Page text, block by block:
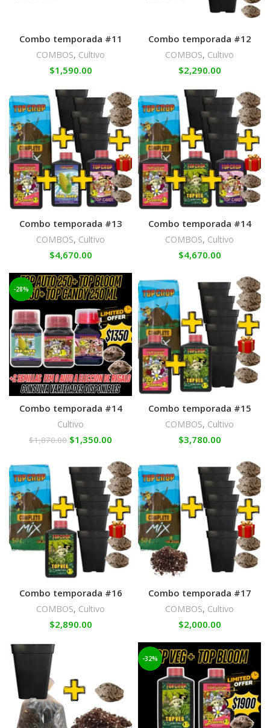
Combo temporada #11
COMBOS, Cultivo
$1,590.00
Combo temporada #12
COMBOS, Cultivo
$2,290.00
Combo temporada #13
COMBOS, Cultivo
$4,670.00
Combo temporada #14
COMBOS, Cultivo
$4,670.00
-28%
Combo temporada #14
Cultivo
$1,870.00 $1,350.00
Combo temporada #15
COMBOS, Cultivo
$3,780.00
Combo temporada #16
COMBOS, Cultivo
$2,890.00
Combo temporada #17
COMBOS, Cultivo
$2,000.00
-32%